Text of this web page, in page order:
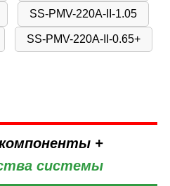
SS-PMV-220A-II-1.05
SS-PMV-220A-II-0.65+
+
системы